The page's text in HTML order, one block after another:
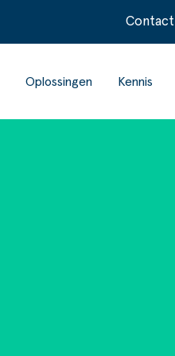
Contact
Oplossingen Kennis